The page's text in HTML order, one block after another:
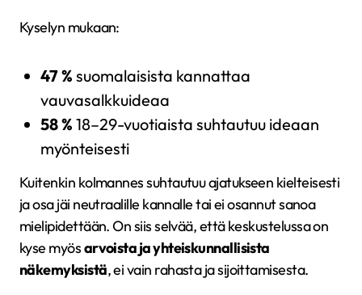
Kyselyn mukaan:
47 % suomalaisista kannattaa
vauvasalkkuideaa
58 % 18–29-vuotiaista suhtautuu ideaan
myönteisesti
Kuitenkin kolmannes suhtautuu ajatukseen kielteisesti
ja osa jäi neutraalille kannalle tai ei osannut sanoa
mielipidettään. On siis selvää, että keskustelussa on
kyse myösarvoista ja yhteiskunnallisista
näkemyksistä, ei vain rahasta ja sijoittamisesta.